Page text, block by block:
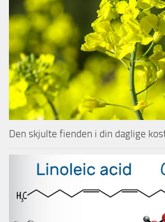
Den skjulte fienden i din daglige